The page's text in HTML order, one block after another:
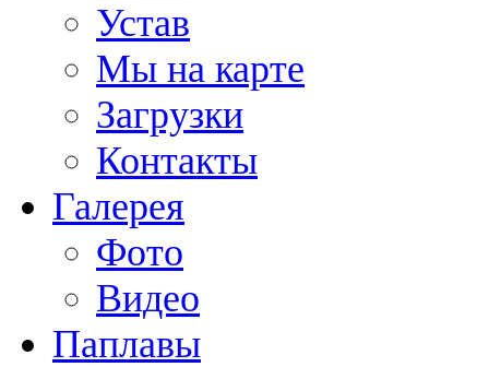
Устав
Мы на карте
Загрузки
Контакты
Галерея
Фото
Видео
Паплавы